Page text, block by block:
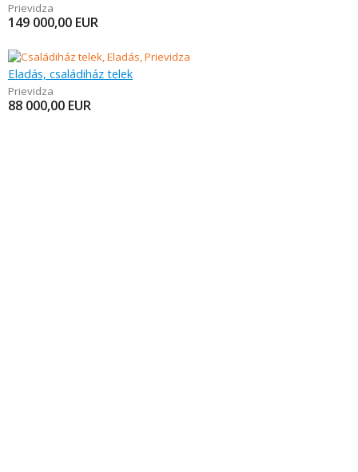
Prievidza
149 000,00 EUR
Eladás, családiház telek
Prievidza
88 000,00 EUR